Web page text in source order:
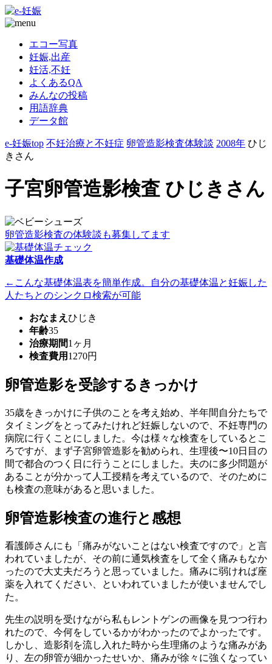
エコー写真
妊娠,出産
妊活,不妊
よくあるQA
みんなの投稿
用語辞典
データ館
e-妊娠top 不妊治療と不妊症 卵管造影検査体験談 2008年 ひじ
きさん
子宮卵管造影検査 ひじきさん
卵管造影検査の体験談も募集してます
基礎体温作成
←こんな基礎体温表を簡単作成。自分の基礎体温と妊娠した
人たちとのシンクロ検索が可能
おなまえ ひじき
年齢35
治療期間1ヶ月
検査費用 1270円
卵管造影を受診するきっかけ
35歳をきっかけに子供のことを考え始め、半年間自分たちで
タイミングをとってみたけれど妊娠しないので、不妊専門の
病院に行くことにしました。今は様々な検査をしているとこ
ろですが、まず子宮卵管造影を勧められ、生理後〜10日目の
間で都合のつく日に行うことにしました。夫のに多少問題が
あることが分かって人工授精を考えているので、そのために
も検査の意味があると思いました。
卵管造影検査の進行と感想
看護師さんにも「痛みがないことはない検査ですので」と言
われていましたが、その前に通気検査をして全く痛みもなか
ったので大丈夫だろうと思っていました。痛みに弱ければ座
薬を入れてください、といわれていましたが使いませんでし
た。
先生の説明を受けながら私もレントゲンの画像を見つつ行わ
れたので、今何をしているかがわかったのでよかったです。
しかし、造影剤を流し入れた時から生理痛のような痛みがあ
り、左の卵管が細かったせいか、痛みが徐々に強くなってい